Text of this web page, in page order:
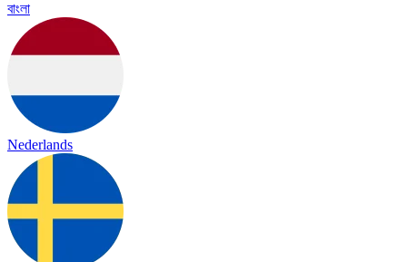
বাংলা
Nederlands